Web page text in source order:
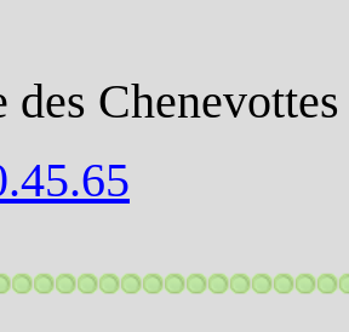
des Chenevottes